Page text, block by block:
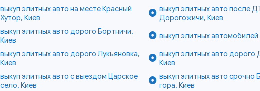
выкуп элитных авто на месте Красный
Хутор, Киев
выкуп элитных авто после
Дорогожичи, Киев
выкуп элитных авто дорого Бортничи,
Киев
выкуп элитных автомобилей
выкуп элитных авто дорого Лукьяновка,
Киев
выкуп элитных авто дорого
Киев
выкуп элитных авто с выездом Царское
село, Киев
выкуп элитных авто срочно
гора, Киев